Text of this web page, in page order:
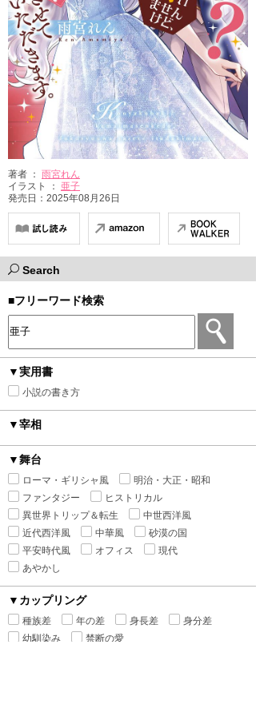
著者 ： 雨宮れん
イラスト ： 亜子
発売日：2025年08月26日
Search
■フリーワード検索
▼実用書
小説の書き方
▼宰相
▼舞台
ローマ・ギリシャ風
明治・大正・昭和
ファンタジー
ヒストリカル
異世界トリップ＆転生
中世西洋風
近代西洋風
中華風
砂漠の国
平安時代風
オフィス
現代
あやかし
▼カップリング
種族差 年の差 身長差
身分差
幼馴染み
禁断の愛